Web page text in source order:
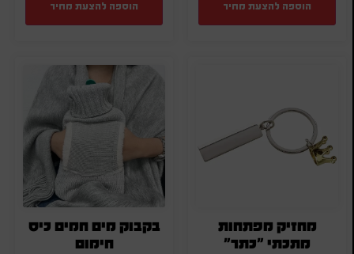
הוספה להצעת מחיר הוספה להצעת מחיר
מחזיק מפתחות
מתכתי "כתר"
בקבוק מים חמים כיס
חימום